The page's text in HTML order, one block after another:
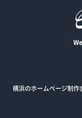
横浜のホームページ制